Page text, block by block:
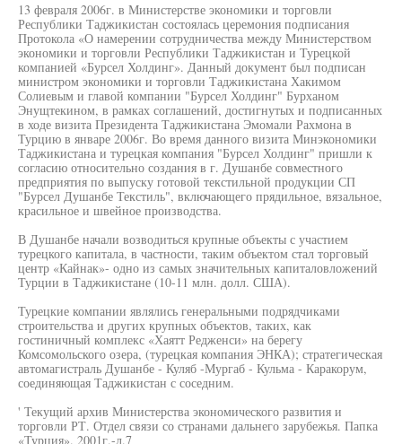
13 февраля 2006г. в Министерстве экономики и торговли
Республики Таджикистан состоялась церемония подписания
Протокола «О намерении сотрудничества между Министерством
экономики и торговли Республики Таджикистан и Турецкой
компанией «Бурсел Холдинг». Данный документ был подписан
министром экономики и торговли Таджикистана Хакимом
Солиевым и главой компании "Бурсел Холдинг" Бурханом
Энущтекином, в рамках соглашений, достигнутых и подписанных
в ходе визита Президента Таджикистана Эмомали Рахмона в
Турцию в январе 2006г. Во время данного визита Минэкономики
Таджикистана и турецкая компания "Бурсел Холдинг" пришли к
согласию относительно создания в г. Душанбе совместного
предприятия по выпуску готовой текстильной продукции СП
"Бурсел Душанбе Текстиль", включающего прядильное, вязальное,
красильное и швейное производства.
В Душанбе начали возводиться крупные объекты с участием
турецкого капитала, в частности, таким объектом стал торговый
центр «Кайнак»- одно из самых значительных капиталовложений
Турции в Таджикистане (10-11 млн. долл. США).
Турецкие компании являлись генеральными подрядчиками
строительства и других крупных объектов, таких, как
гостиничный комплекс «Хаятт Редженси» на берегу
Комсомольского озера, (турецкая компания ЭНКА); стратегическая
автомагистраль Душанбе - Куляб -Мургаб - Кульма - Каракорум,
соединяющая Таджикистан с соседним.
' Текущий архив Министерства экономического развития и
торговли РТ. Отдел связи со странами дальнего зарубежья. Папка
«Турция». 2001г.-л.7